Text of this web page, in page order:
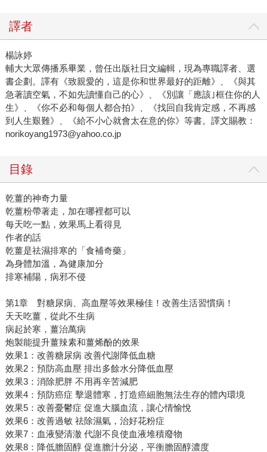
譯者
楊詠婷
輔大大眾傳播系畢業，曾任出版社日文編輯，現為專職譯者、選
書企劃。譯有《致親愛的，這是你和世界最好的距離》、《與其
急著讀空氣，不如先讀懂自己的心》、《別讓「應該｣框住你的人
生》、《你不必和每個人都合拍》、《找回自我肯定感，不再感
到人生艱難》、《給不小心就會太在意的你》等書。譯文賜教：
norikoyang1973@yahoo.co.jp
目錄
乾薑的神奇力量
乾薑粉帶著走，加在哪裡都可以
每天吃一點，效果馬上看得見
作者的話
乾薑是祛濕排寒的「食補奇藥」
為身體加溫，為健康加分
排寒補陽，病邪不侵
第1章 對糖尿病、高血壓等效果極佳！改善生活習慣病！
天天吃薑，從此不生病
病起於寒，薑治萬病
炮製能提升薑辣素和薑烯酚的效果
效果1：改善糖尿病 改善代謝降低血糖
效果2：預防高血壓 排出多餘水分降低血壓
效果3：消除肥胖 不用再辛苦減肥
效果4：預防癌症 擊退體寒，打造癌細胞無法生存的體內環境
效果5：改善憂鬱症 促進大腦血流，讓心情愉悅
效果6：改善過敏 祛除濕氣，治好花粉症
效果7：血液變清澈 代謝不良使血液堆積廢物
效果8：降低膽固醇 促進膽汁分泌，平衡膽固醇濃度